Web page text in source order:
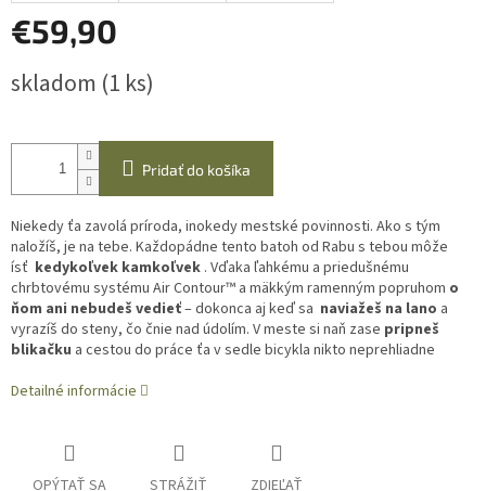
€59,90
cena:
skladom (1 ks)
Pridať do košíka
Niekedy ťa zavolá príroda, inokedy mestské povinnosti. Ako s tým
naložíš, je na tebe. Každopádne tento batoh od Rabu s tebou môže
ísť kedykoľvek kamkoľvek . Vďaka ľahkému a priedušnému
chrbtovému systému Air Contour™ a mäkkým ramenným popruhom o
ňom ani nebudeš vedieť– dokonca aj keď sa naviažeš na lano a
vyrazíš do steny, čo čnie nad údolím. V meste si naň zase pripneš
blikačku a cestou do práce ťa v sedle bicykla nikto neprehliadne
Detailné informácie
OPÝTAŤ SA STRÁŽIŤ ZDIEĽAŤ